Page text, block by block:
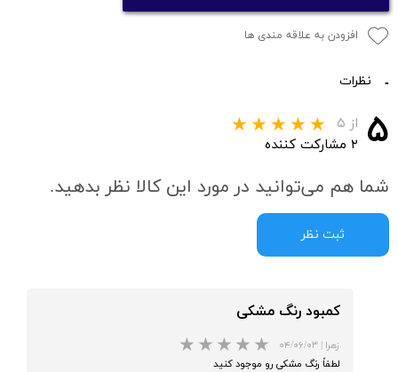
افزودن به علاقه مندی ها
نظرات
۵ از ۵
۲ مشارکت کننده
شما هم می‌توانید در مورد این کالا نظر بدهید.
ثبت نظر
کمبود رنگ مشکی
زهرا | ۰۴/۰۶/۰۳
لطفاً رنگ مشکی رو موجود کنید